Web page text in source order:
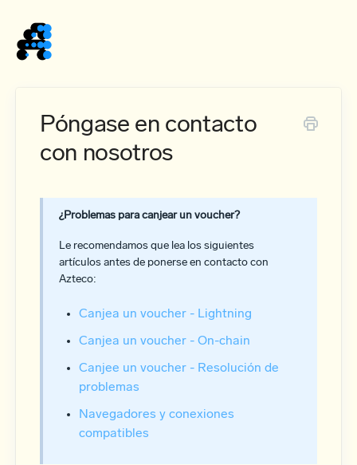
Home
Póngase en contacto
con nosotros
¿Problemas para canjear un voucher?
Le recomendamos que lea los siguientes
artículos antes de ponerse en contacto con
Azteco:
Canjea un voucher - Lightning
Canjea un voucher - On-chain
Canjee un voucher - Resolución de
problemas
Navegadores y conexiones
compatibles